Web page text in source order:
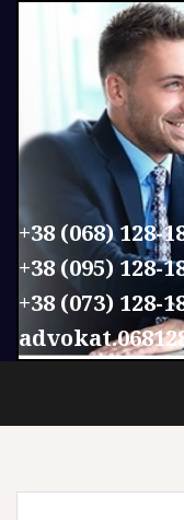
+38 (068) 128-
+38 (095) 128-
+38 (073) 128-